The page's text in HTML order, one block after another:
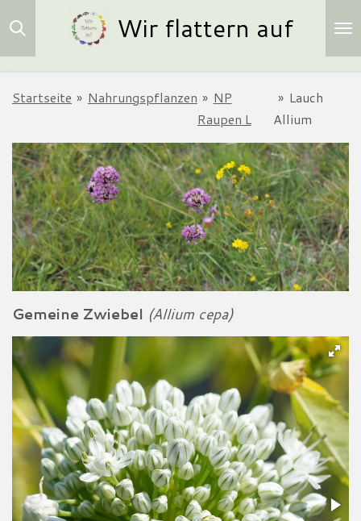
Zum
Hauptinhalt
Wir flattern auf
Startseite » Nahrungspflanzen » NP
Raupen L
» Lauch
Allium
Gemeine Zwiebel (Allium cepa)